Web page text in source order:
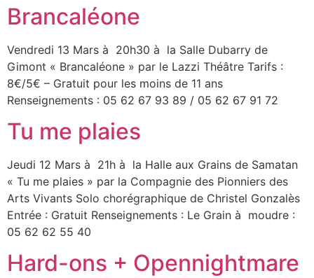
Brancaléone
Vendredi 13 Mars à 20h30 à la Salle Dubarry de
Gimont « Brancaléone » par le Lazzi Théâtre Tarifs :
8€/5€ – Gratuit pour les moins de 11 ans
Renseignements : 05 62 67 93 89 / 05 62 67 91 72
Tu me plaies
Jeudi 12 Mars à 21h à la Halle aux Grains de Samatan
« Tu me plaies » par la Compagnie des Pionniers des
Arts Vivants Solo chorégraphique de Christel Gonzalès
Entrée : Gratuit Renseignements : Le Grain à moudre :
05 62 62 55 40
Hard-ons + Opennightmare